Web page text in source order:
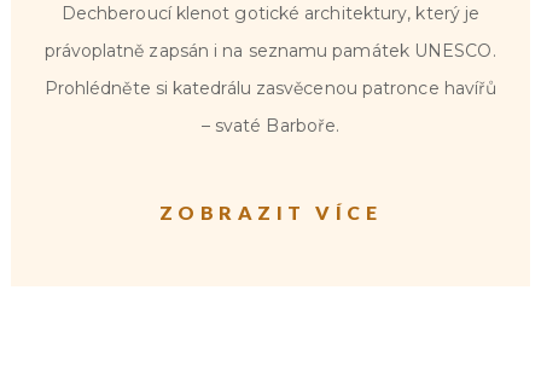
Dechberoucí klenot gotické architektury, který je
právoplatně zapsán i na seznamu památek UNESCO.
Prohlédněte si katedrálu zasvěcenou patronce havířů
– svaté Barboře.
ZOBRAZIT VÍCE